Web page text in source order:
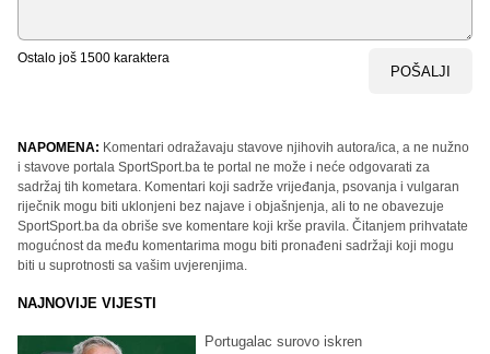
Ostalo još 1500 karaktera
POŠALJI
NAPOMENA: Komentari odražavaju stavove njihovih autora/ica, a ne nužno
i stavove portala SportSport.ba te portal ne može i neće odgovarati za
sadržaj tih kometara. Komentari koji sadrže vrijeđanja, psovanja i vulgaran
riječnik mogu biti uklonjeni bez najave i objašnjenja, ali to ne obavezuje
SportSport.ba da obriše sve komentare koji krše pravila. Čitanjem prihvatate
mogućnost da među komentarima mogu biti pronađeni sadržaji koji mogu
biti u suprotnosti sa vašim uvjerenjima.
NAJNOVIJE VIJESTI
Portugalac surovo iskren